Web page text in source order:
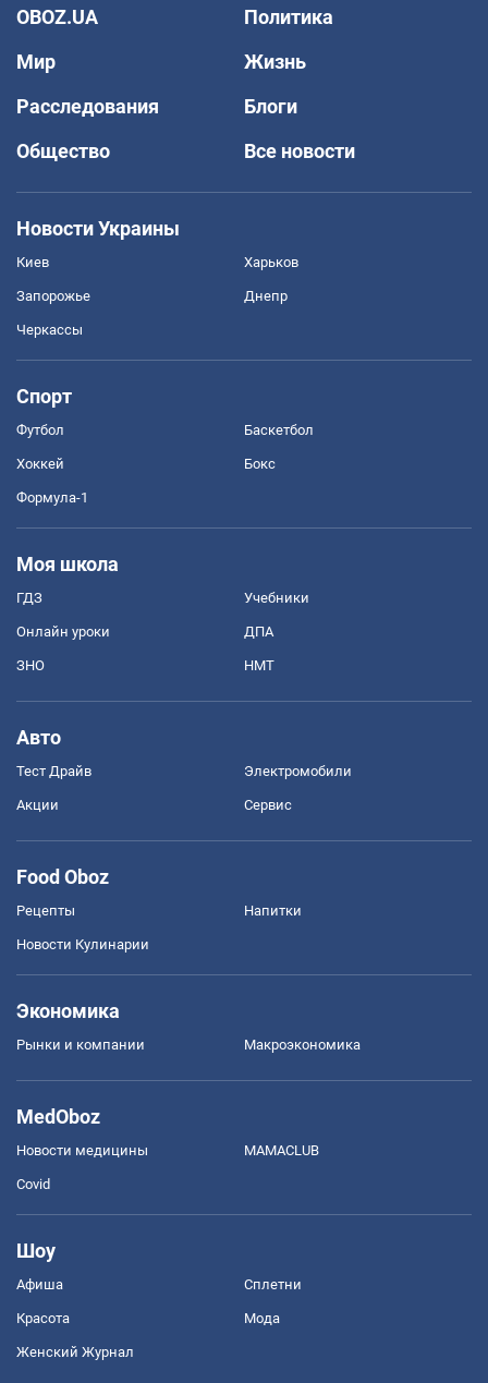
OBOZ.UA
Политика
Мир
Жизнь
Расследования
Блоги
Общество
Все новости
Новости Украины
Киев Харьков
Запорожье Днепр
Черкассы
Спорт
Футбол Баскетбол
Хоккей Бокс
Формула-1
Моя школа
ГДЗ Учебники
Онлайн уроки ДПА
ЗНО НМТ
Авто
Тест Драйв Электромобили
Акции Сервис
Food Oboz
Рецепты Напитки
Новости Кулинарии
Экономика
Рынки и компании Mакроэкономика
MedOboz
Новости медицины MAMACLUB
Covid
Шоу
Афиша Сплетни
Красота Мода
Женский Журнал